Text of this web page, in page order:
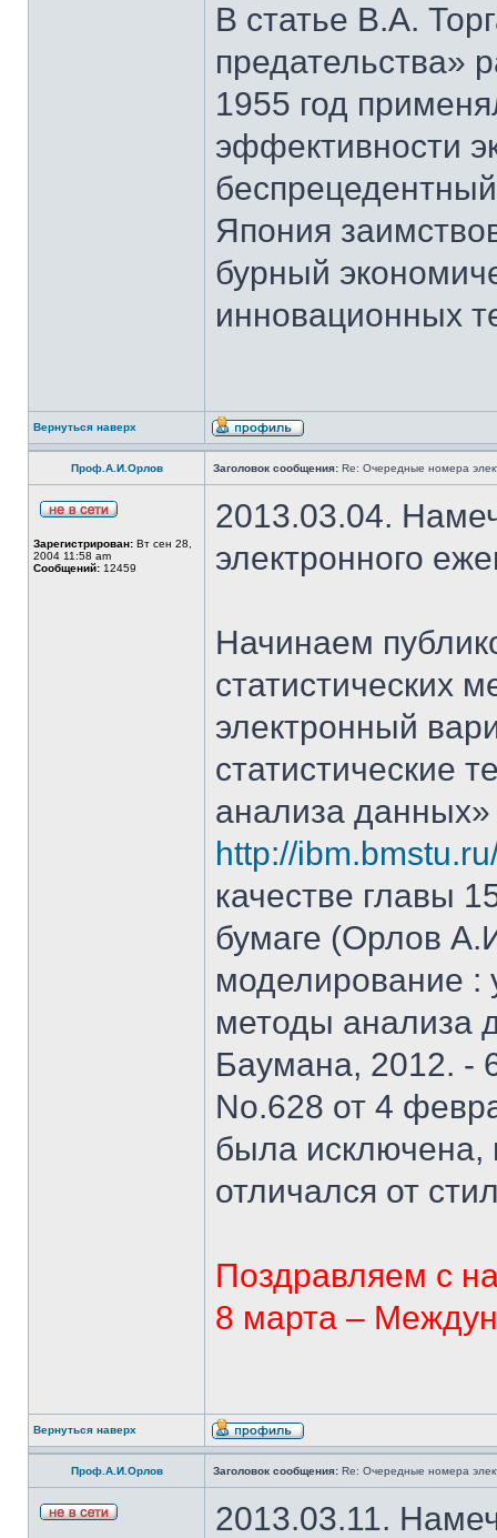
В статье В.А.
предательства»
1955 год
эффективности
Япония
бурный
инновационных
Вернуться наверх
Проф.А.И.Орлов Заголовок сообщения: Re: Очередные номера
Зарегистрирован: Вт сен 28,
2004 11:58 am
Сообщений: 12459
2013.03.04.
электронного
Начинаем
статистических
электронный
статистические
анализа данных»
http://
качестве главы
бумаге (Орлов
моделирование :
методы анализа
Баумана, 2012. -
No.628 от 4
была исключена,
отличался от
Поздравляем с
8 марта –
Вернуться наверх
Проф.А.И.Орлов Заголовок сообщения: Re: Очередные номера
2013.03.11.